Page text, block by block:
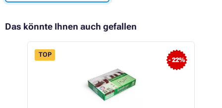
Das könnte Ihnen auch gefallen
- 22%
TOP